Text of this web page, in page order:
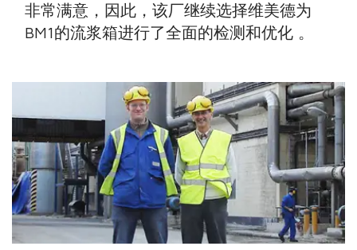
非常满意，因此，该厂继续选择维美德为
BM1的流浆箱进行了全面的检测和优化 。